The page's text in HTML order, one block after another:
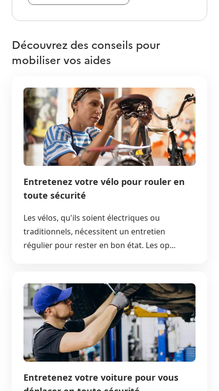
Découvrez des conseils pour
mobiliser vos aides
Entretenez votre vélo pour rouler en
toute sécurité
Les vélos, qu'ils soient électriques ou
traditionnels, nécessitent un entretien
régulier pour rester en bon état. Les op...
Entretenez votre voiture pour vous